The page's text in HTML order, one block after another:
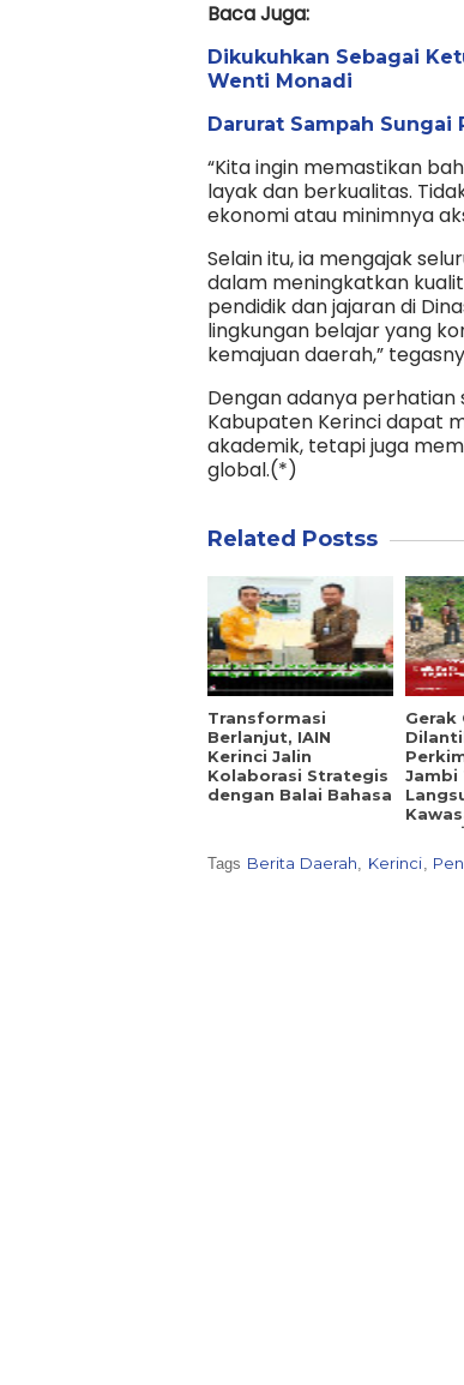
Baca Juga:
Dikukuhkan Sebagai
Wenti Monadi
Darurat Sampah Sungai
“Kita ingin memastikan
layak dan berkualitas.
ekonomi atau minimnya
Selain itu, ia mengajak
dalam meningkatkan
pendidik dan jajaran di
lingkungan belajar yang
kemajuan daerah,”
Dengan adanya perhatian
Kabupaten Kerinci dapat
akademik, tetapi juga
global.(*)
Related Postss
Transformasi
Berlanjut, IAIN
Kerinci Jalin
Kolaborasi Strategis
dengan Balai Bahasa
Gerak
Jambi
Kerinci
Tags Berita Daerah, Kerinci,